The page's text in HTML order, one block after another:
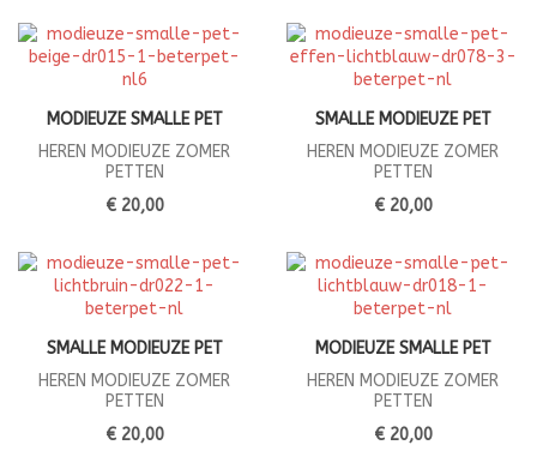
MODIEUZE SMALLE PET
HEREN MODIEUZE ZOMER
PETTEN
€ 20,00
SMALLE MODIEUZE PET
HEREN MODIEUZE ZOMER
PETTEN
€ 20,00
SMALLE MODIEUZE PET
HEREN MODIEUZE ZOMER
PETTEN
€ 20,00
MODIEUZE SMALLE PET
HEREN MODIEUZE ZOMER
PETTEN
€ 20,00